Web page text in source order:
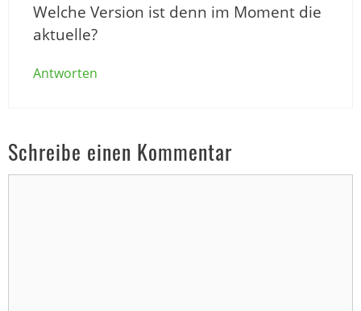
Welche Version ist denn im Moment die
aktuelle?
Antworten
Schreibe einen Kommentar